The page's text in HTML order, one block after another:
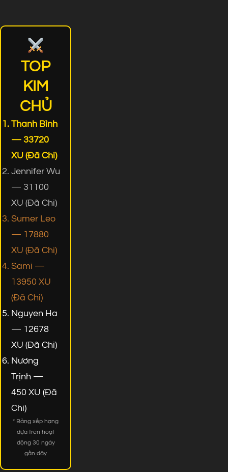
TOP
KIM
CHỦ
Thanh Bình
— 33720
XU (Đã Chi)
Jennifer Wu
— 31100
XU (Đã Chi)
Sumer Leo
— 17880
XU (Đã Chi)
Sami —
13950 XU
(Đã Chi)
Nguyen Ha
— 12678
XU (Đã Chi)
Nương
Trịnh —
450 XU (Đã
Chi)
* Bảng xếp hạng
dựa trên hoạt
động 30 ngày
gần đây